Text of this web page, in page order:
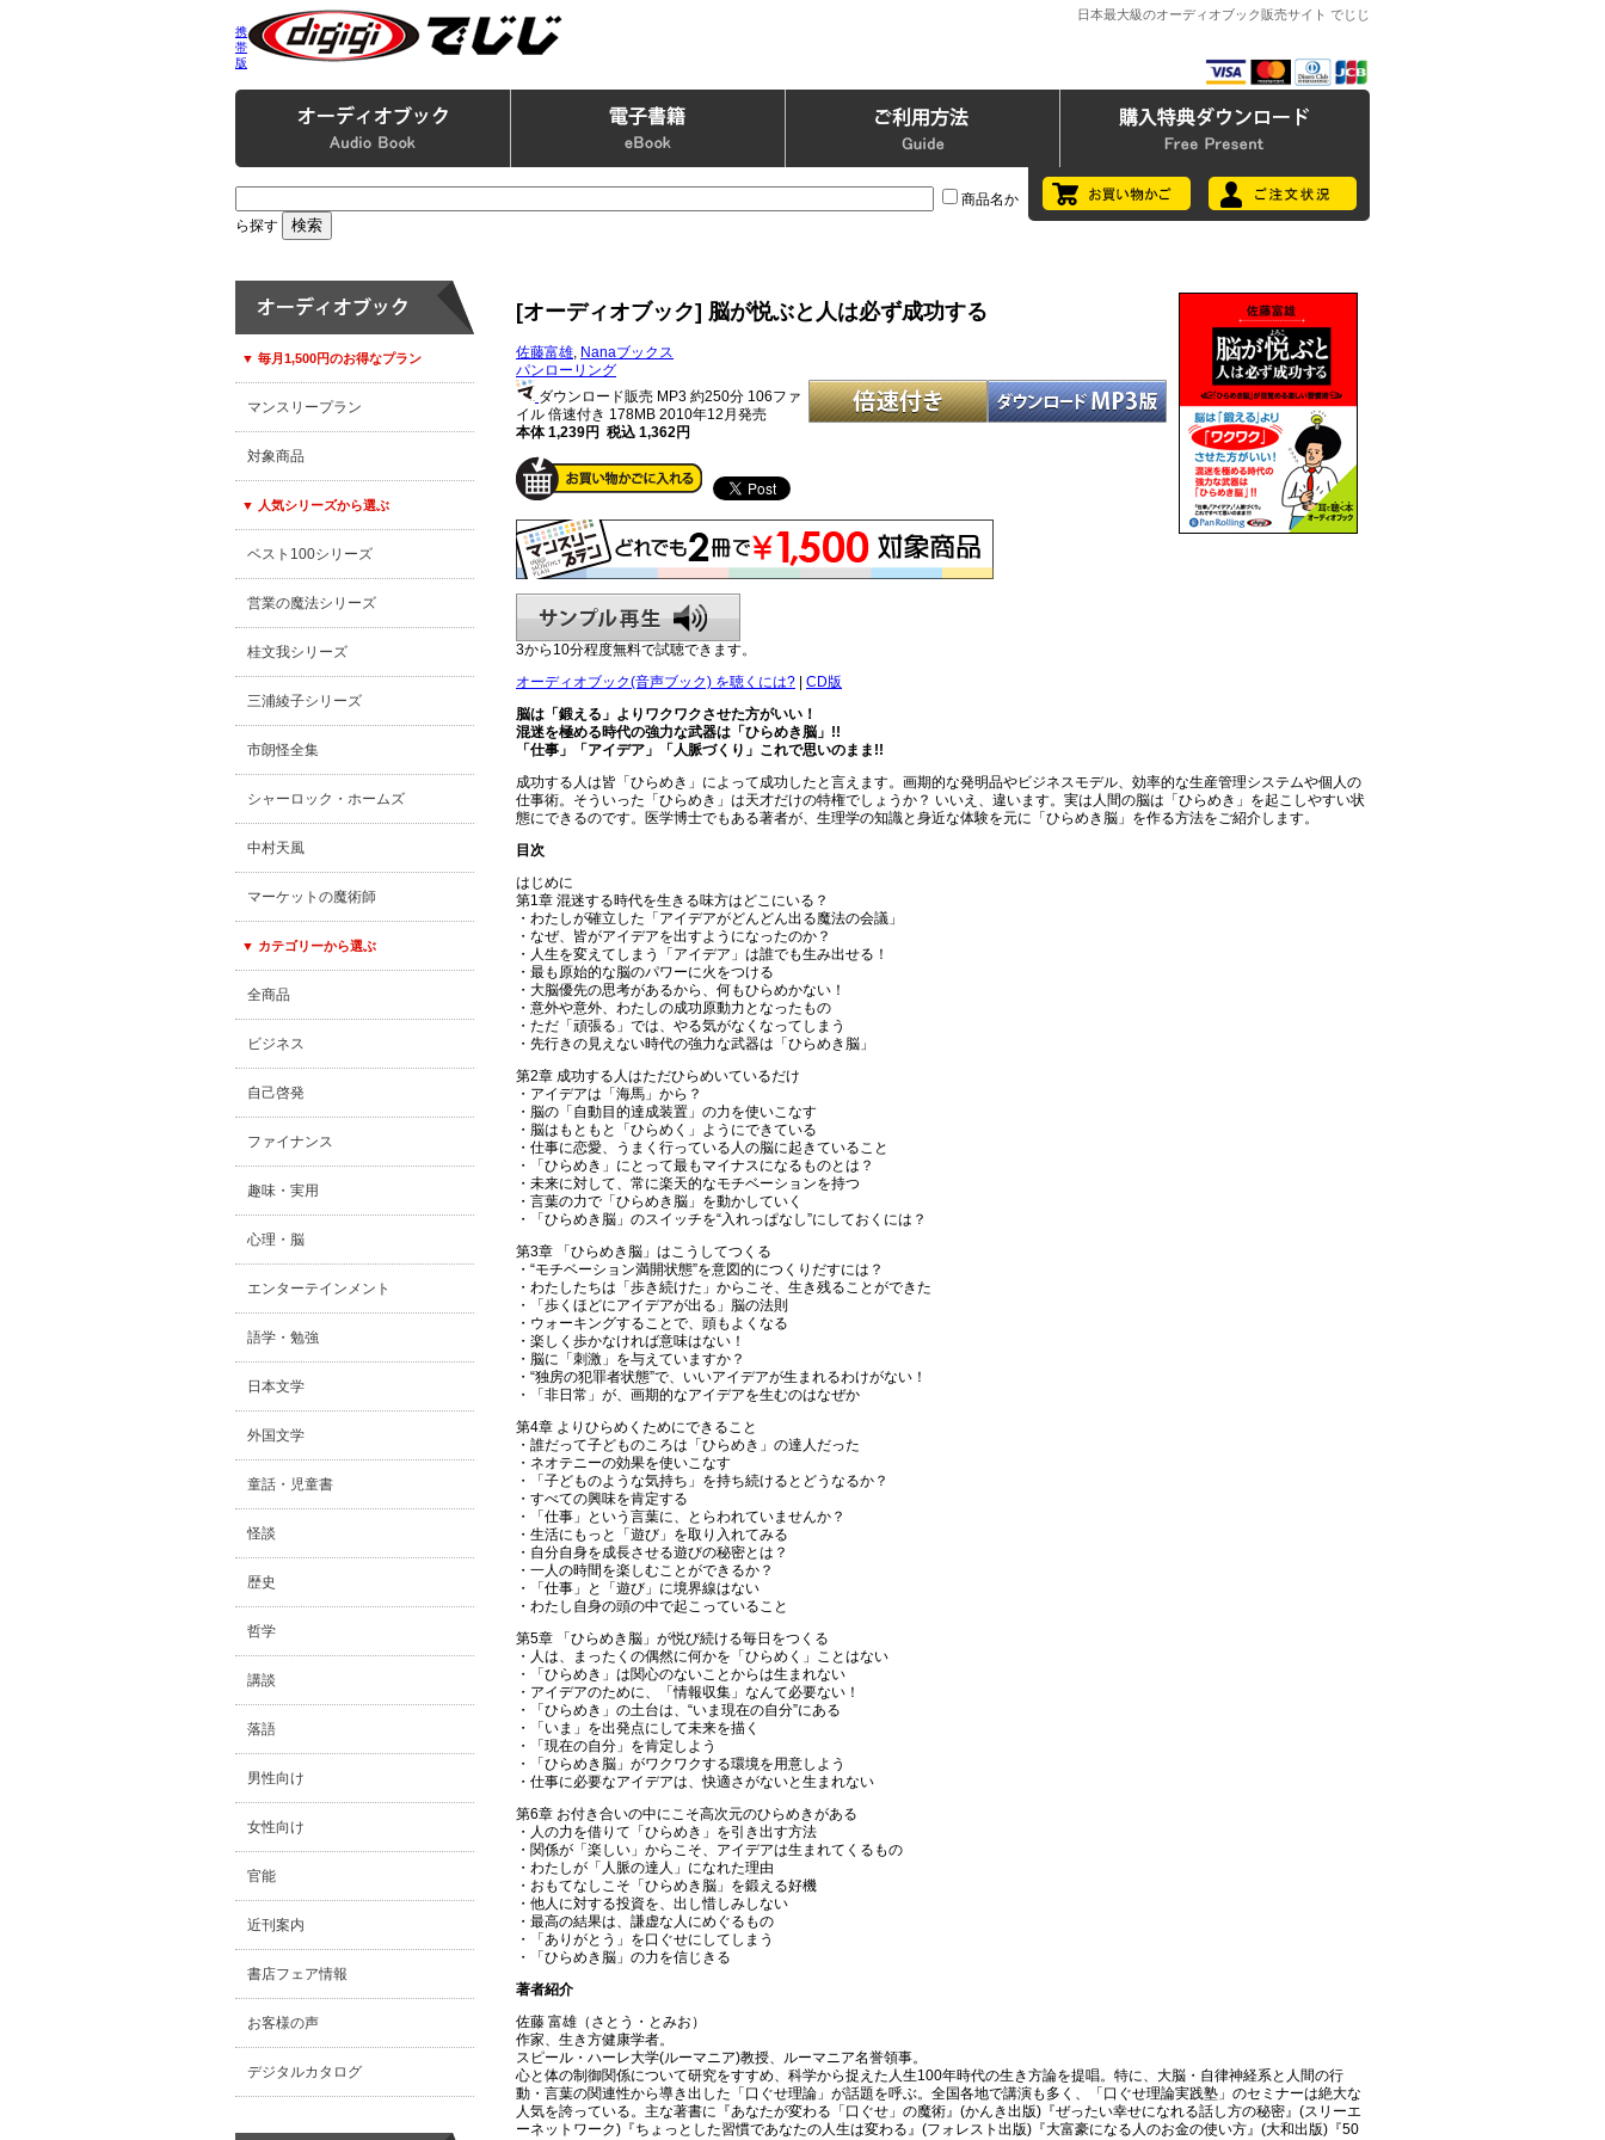
携
帯
版
日本最大級のオーディオブック販売サイト でじじ
商品名か
ら探す
▼ 毎月1,500円のお得なプラン
マンスリープラン
対象商品
▼ 人気シリーズから選ぶ
ベスト100シリーズ
営業の魔法シリーズ
桂文我シリーズ
三浦綾子シリーズ
市朗怪全集
シャーロック・ホームズ
中村天風
マーケットの魔術師
▼ カテゴリーから選ぶ
全商品
ビジネス
自己啓発
ファイナンス
趣味・実用
心理・脳
エンターテインメント
語学・勉強
日本文学
外国文学
童話・児童書
怪談
歴史
哲学
講談
落語
男性向け
女性向け
官能
近刊案内
書店フェア情報
お客様の声
デジタルカタログ
[オーディオブック] 脳が悦ぶと人は必ず成功する
佐藤富雄, Nanaブックス
パンローリング
ダウンロード販売 MP3 約250分 106ファ
イル 倍速付き 178MB 2010年12月発売
本体 1,239円 税込 1,362円
3から10分程度無料で試聴できます。
オーディオブック(音声ブック) を聴くには? | CD版
脳は「鍛える」よりワクワクさせた方がいい！
混迷を極める時代の強力な武器は「ひらめき脳」!!
「仕事」「アイデア」「人脈づくり」これで思いのまま!!
成功する人は皆「ひらめき」によって成功したと言えます。画期的な発明品やビジネスモデル、効率的な生産管理システムや個人の
仕事術。そういった「ひらめき」は天才だけの特権でしょうか？ いいえ、違います。実は人間の脳は「ひらめき」を起こしやすい状
態にできるのです。医学博士でもある著者が、生理学の知識と身近な体験を元に「ひらめき脳」を作る方法をご紹介します。
目次
はじめに
第1章 混迷する時代を生きる味方はどこにいる？
・わたしが確立した「アイデアがどんどん出る魔法の会議」
・なぜ、皆がアイデアを出すようになったのか？
・人生を変えてしまう「アイデア」は誰でも生み出せる！
・最も原始的な脳のパワーに火をつける
・大脳優先の思考があるから、何もひらめかない！
・意外や意外、わたしの成功原動力となったもの
・ただ「頑張る」では、やる気がなくなってしまう
・先行きの見えない時代の強力な武器は「ひらめき脳」
第2章 成功する人はただひらめいているだけ
・アイデアは「海馬」から？
・脳の「自動目的達成装置」の力を使いこなす
・脳はもともと「ひらめく」ようにできている
・仕事に恋愛、うまく行っている人の脳に起きていること
・「ひらめき」にとって最もマイナスになるものとは？
・未来に対して、常に楽天的なモチベーションを持つ
・言葉の力で「ひらめき脳」を動かしていく
・「ひらめき脳」のスイッチを“入れっぱなし”にしておくには？
第3章 「ひらめき脳」はこうしてつくる
・“モチベーション満開状態”を意図的につくりだすには？
・わたしたちは「歩き続けた」からこそ、生き残ることができた
・「歩くほどにアイデアが出る」脳の法則
・ウォーキングすることで、頭もよくなる
・楽しく歩かなければ意味はない！
・脳に「刺激」を与えていますか？
・“独房の犯罪者状態”で、いいアイデアが生まれるわけがない！
・「非日常」が、画期的なアイデアを生むのはなぜか
第4章 よりひらめくためにできること
・誰だって子どものころは「ひらめき」の達人だった
・ネオテニーの効果を使いこなす
・「子どものような気持ち」を持ち続けるとどうなるか？
・すべての興味を肯定する
・「仕事」という言葉に、とらわれていませんか？
・生活にもっと「遊び」を取り入れてみる
・自分自身を成長させる遊びの秘密とは？
・一人の時間を楽しむことができるか？
・「仕事」と「遊び」に境界線はない
・わたし自身の頭の中で起こっていること
第5章 「ひらめき脳」が悦び続ける毎日をつくる
・人は、まったくの偶然に何かを「ひらめく」ことはない
・「ひらめき」は関心のないことからは生まれない
・アイデアのために、「情報収集」なんて必要ない！
・「ひらめき」の土台は、“いま現在の自分”にある
・「いま」を出発点にして未来を描く
・「現在の自分」を肯定しよう
・「ひらめき脳」がワクワクする環境を用意しよう
・仕事に必要なアイデアは、快適さがないと生まれない
第6章 お付き合いの中にこそ高次元のひらめきがある
・人の力を借りて「ひらめき」を引き出す方法
・関係が「楽しい」からこそ、アイデアは生まれてくるもの
・わたしが「人脈の達人」になれた理由
・おもてなしこそ「ひらめき脳」を鍛える好機
・他人に対する投資を、出し惜しみしない
・最高の結果は、謙虚な人にめぐるもの
・「ありがとう」を口ぐせにしてしまう
・「ひらめき脳」の力を信じきる
著者紹介
佐藤 富雄（さとう・とみお）
作家、生き方健康学者。
スピール・ハーレ大学(ルーマニア)教授、ルーマニア名誉領事。
心と体の制御関係について研究をすすめ、科学から捉えた人生100年時代の生き方論を提唱。特に、大脳・自律神経系と人間の行
動・言葉の関連性から導き出した「口ぐせ理論」が話題を呼ぶ。全国各地で講演も多く、「口ぐせ理論実践塾」のセミナーは絶大な
人気を誇っている。主な著書に『あなたが変わる「口ぐせ」の魔術』(かんき出版)『ぜったい幸せになれる話し方の秘密』(スリーエ
ーネットワーク)『ちょっとした習慣であなたの人生は変わる』(フォレスト出版)『大富豪になる人のお金の使い方』(大和出版)『50